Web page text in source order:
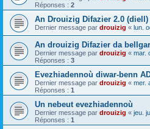
Réponses : 2
An Drouizig Difazier 2.0 (diell)
Dernier message par drouizig « lun.
An drouizig Difazier da
Dernier message par drouizig « mar.
Réponses : 3
Evezhiadennoù diwar-benn
Dernier message par drouizig « mer.
Réponses : 1
Un nebeut evezhiadennoù
Dernier message par drouizig « jeu.
Réponses : 1